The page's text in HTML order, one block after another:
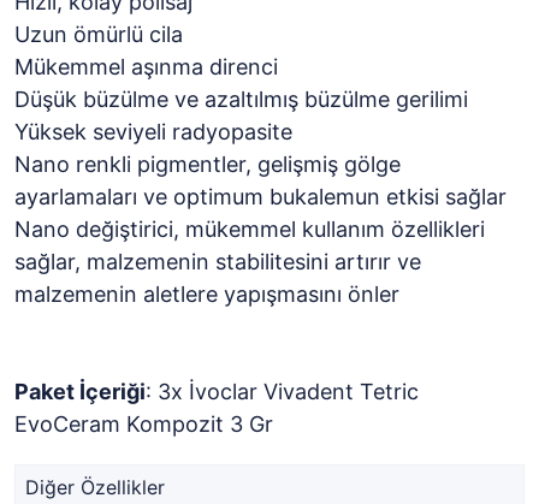
Uzun ömürlü cila
Mükemmel aşınma direnci
Düşük büzülme ve azaltılmış büzülme gerilimi
Yüksek seviyeli radyopasite
Nano renkli pigmentler, gelişmiş gölge
ayarlamaları ve optimum bukalemun etkisi sağlar
Nano değiştirici, mükemmel kullanım özellikleri
sağlar, malzemenin stabilitesini artırır ve
malzemenin aletlere yapışmasını önler
Paket İçeriği: 3x İvoclar Vivadent Tetric
EvoCeram Kompozit 3 Gr
Diğer Özellikler